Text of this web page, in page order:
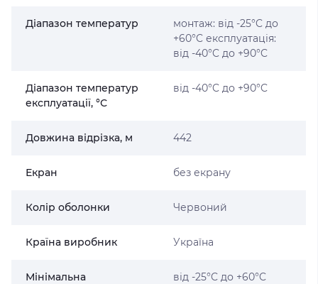
Діапазон температур
монтаж: від -25°C до
+60°C експлуатація:
від -40°C до +90°C
Діапазон температур
експлуатації, °С
від -40°C до +90°C
Довжина відрізка, м 442
Екран без екрану
Колір оболонки Червоний
Країна виробник Україна
Мінімальна
від -25°C до +60°C